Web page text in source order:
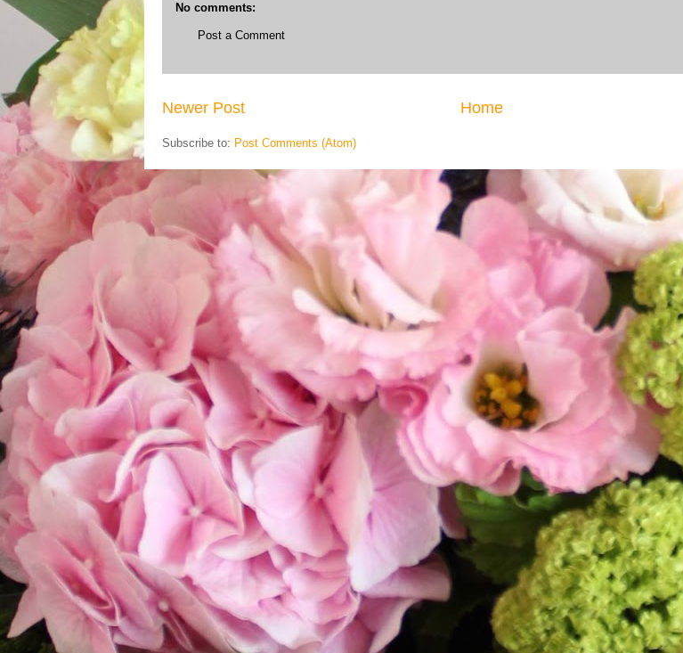
No comments:
Post a Comment
Newer Post Home
Subscribe to: Post Comments (Atom)